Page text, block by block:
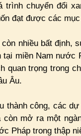
trình chuyển đổi
đạt được các
còn nhiều bất định,
tại miền Nam nước
quan trọng trong
Âu.
thành công, các
còn mở ra một
Pháp trong thập